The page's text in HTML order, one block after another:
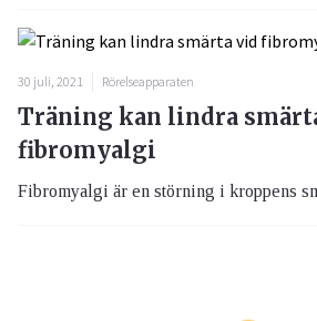
30 juli, 2021 Rörelseapparaten
Träning kan lindra
fibromyalgi